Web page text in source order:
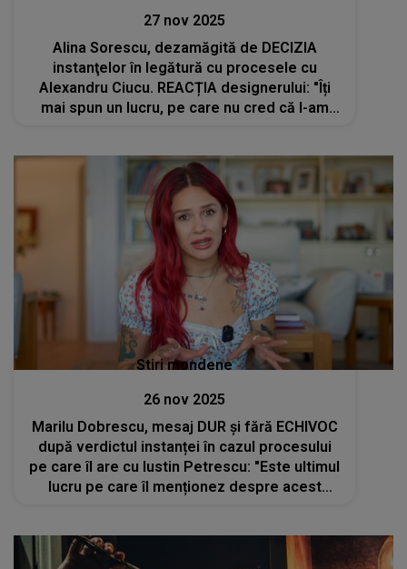
27 nov 2025
Alina Sorescu, dezamăgită de DECIZIA
instanţelor în legătură cu procesele cu
Alexandru Ciucu. REACȚIA designerului: "Îți
mai spun un lucru, pe care nu cred că l-am
Stiri mondene
26 nov 2025
Marilu Dobrescu, mesaj DUR și fără ECHIVOC
după verdictul instanței în cazul procesului
pe care îl are cu Iustin Petrescu: "Este ultimul
lucru pe care îl menționez despre acest